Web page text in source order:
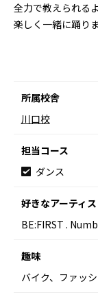
全力で教えられる
楽しく一緒に踊り
所属校舎
川口校
担当コース
ダンス
好きなアーティ
BE:FIRST .
趣味
バイク、ファッ